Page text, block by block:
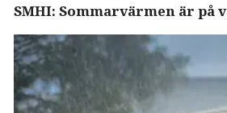
SMHI: Sommarvärmen är på